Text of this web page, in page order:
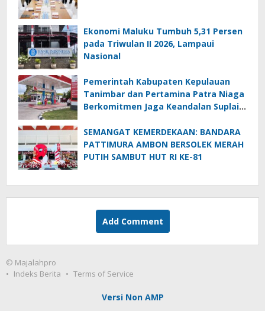
Ekonomi Maluku Tumbuh 5,31 Persen
pada Triwulan II 2026, Lampaui
Nasional
Pemerintah Kabupaten Kepulauan
Tanimbar dan Pertamina Patra Niaga
Berkomitmen Jaga Keandalan Suplai
SEMANGAT KEMERDEKAAN: BANDARA
PATTIMURA AMBON BERSOLEK MERAH
PUTIH SAMBUT HUT RI KE-81
Add Comment
© Majalahpro
Indeks Berita
Terms of Service
Versi Non AMP